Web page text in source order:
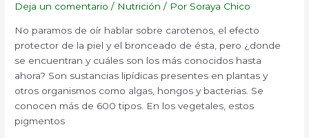
Deja un comentario / Nutrición / Por Soraya Chico
No paramos de oír hablar sobre carotenos, el efecto
protector de la piel y el bronceado de ésta, pero ¿donde
se encuentran y cuáles son los más conocidos hasta
ahora? Son sustancias lipídicas presentes en plantas y
otros organismos como algas, hongos y bacterias. Se
conocen más de 600 tipos. En los vegetales, estos
pigmentos